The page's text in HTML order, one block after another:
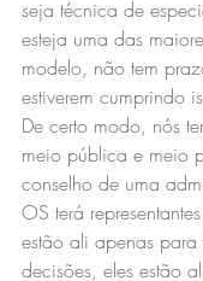
seja técnica de
esteja uma das
modelo, não tem
estiverem cumprindo
De certo modo, nós
meio pública e meio
conselho de uma
OS terá
estão ali apenas
decisões, eles estão